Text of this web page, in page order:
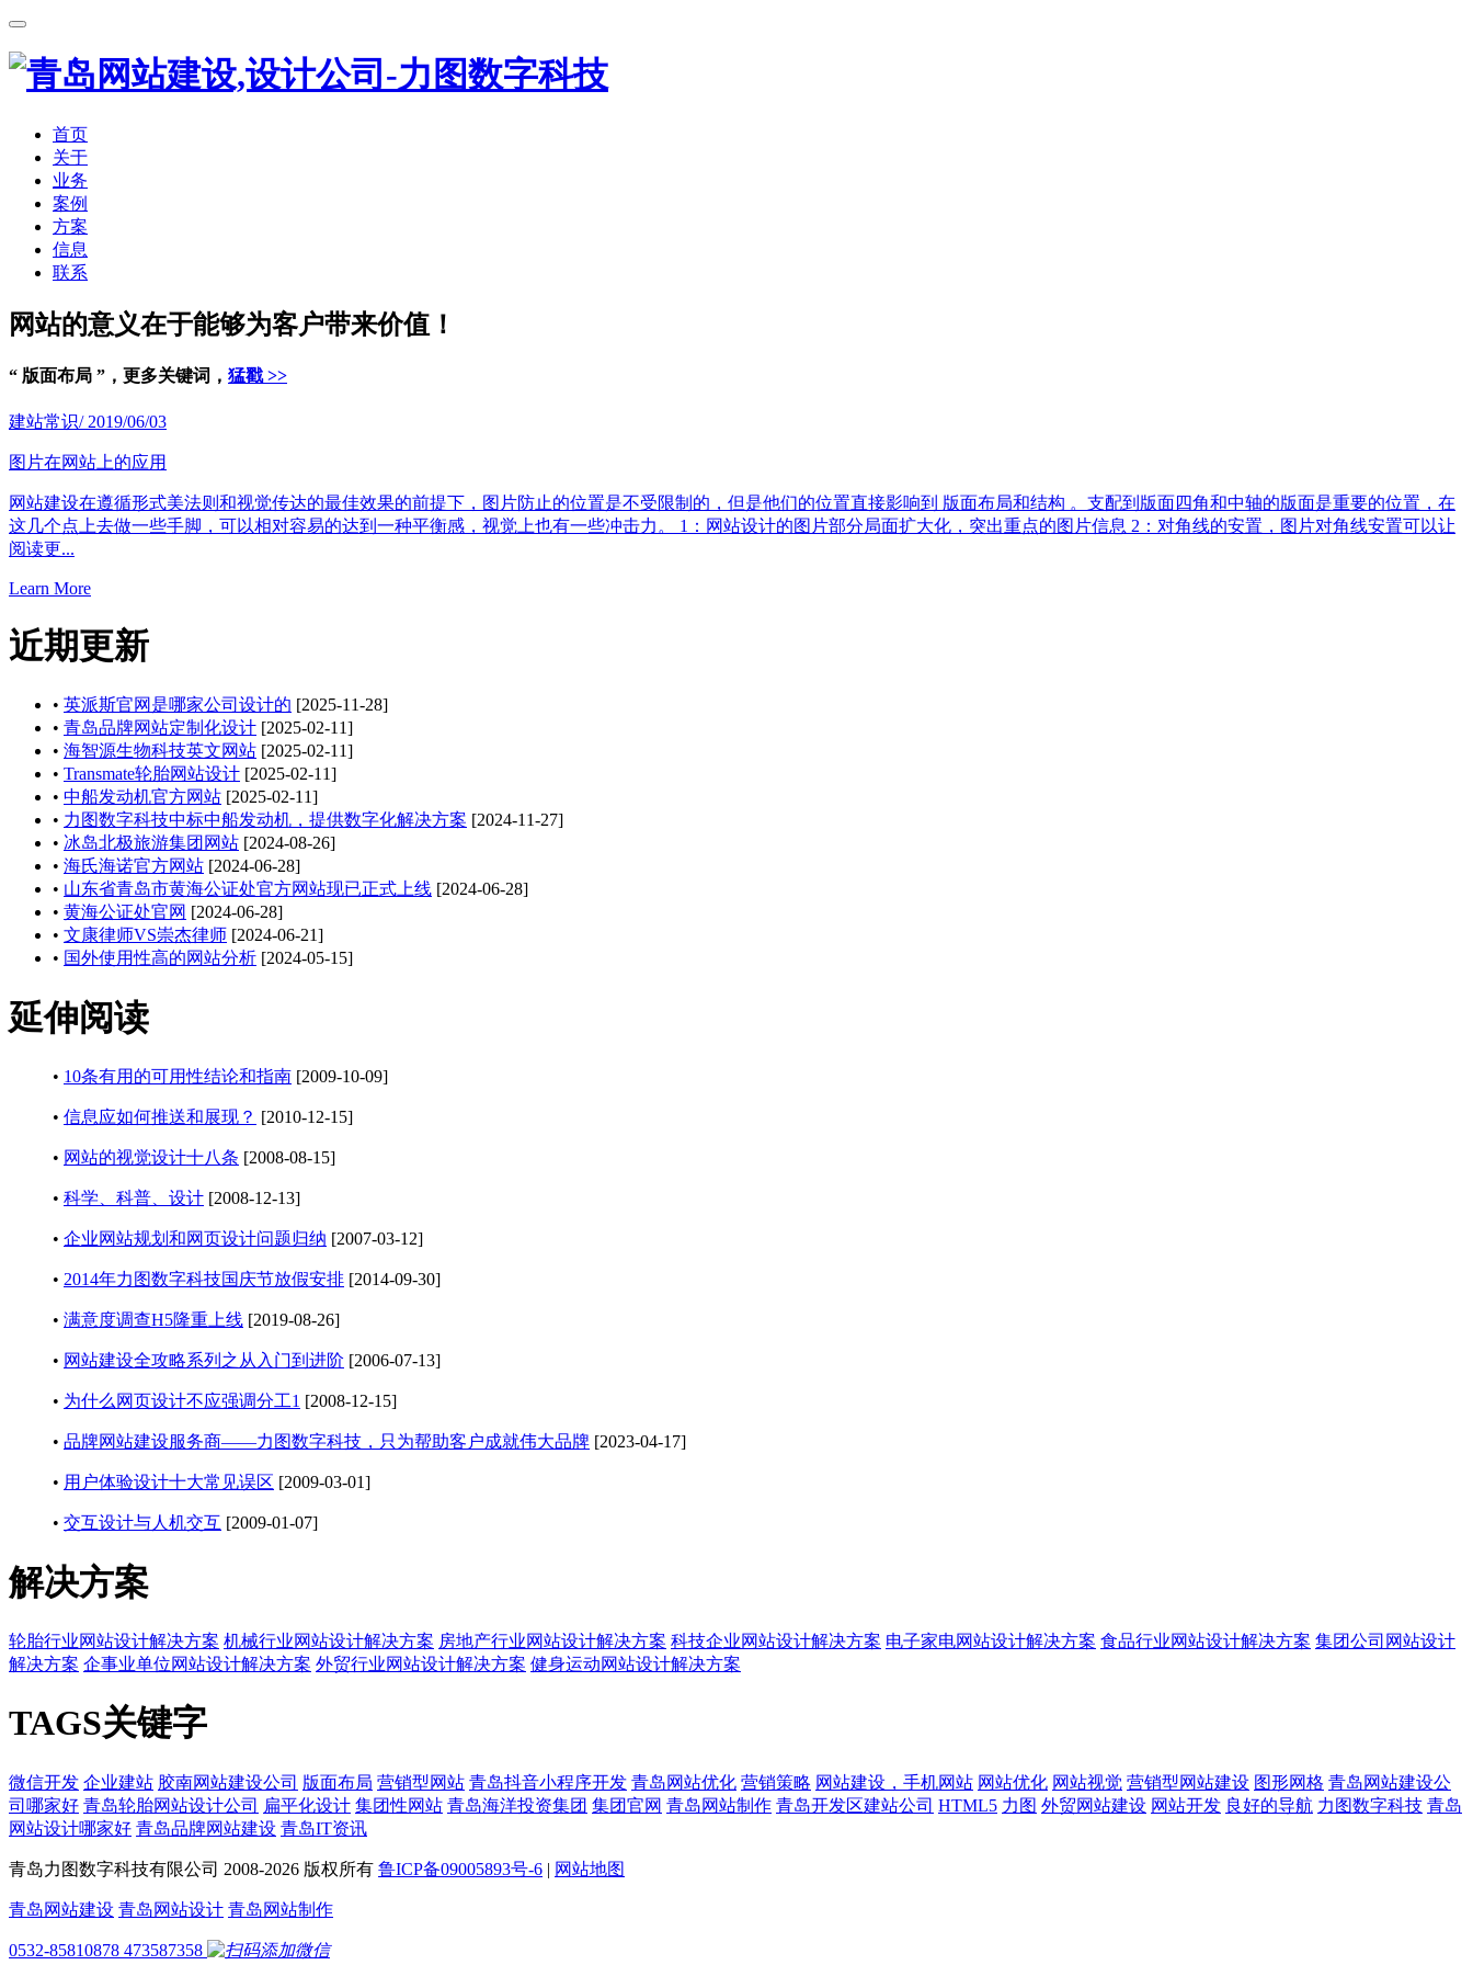
首页
关于
业务
案例
方案
信息
联系
网站的意义在于能够为客户带来价值！
“ 版面布局 ”，更多关键词， 猛戳 >>
建站常识/ 2019/06/03
图片在网站上的应用
网站建设在遵循形式美法则和视觉传达的最佳效果的前提下，图片防止的位置是不受限制的，但是他们的位置直接影响到 版面布局和结构 。支配到版面四角和中轴的版面是重要的位置，在
这几个点上去做一些手脚，可以相对容易的达到一种平衡感，视觉上也有一些冲击力。 1：网站设计的图片部分局面扩大化，突出重点的图片信息 2：对角线的安置，图片对角线安置可以让
阅读更...
Learn More
近期更新
• 英派斯官网是哪家公司设计的 [2025-11-28]
• 青岛品牌网站定制化设计 [2025-02-11]
• 海智源生物科技英文网站 [2025-02-11]
• Transmate轮胎网站设计 [2025-02-11]
• 中船发动机官方网站 [2025-02-11]
• 力图数字科技中标中船发动机，提供数字化解决方案 [2024-11-27]
• 冰岛北极旅游集团网站 [2024-08-26]
• 海氏海诺官方网站 [2024-06-28]
• 山东省青岛市黄海公证处官方网站现已正式上线 [2024-06-28]
• 黄海公证处官网 [2024-06-28]
• 文康律师VS崇杰律师 [2024-06-21]
• 国外使用性高的网站分析 [2024-05-15]
延伸阅读
• 10条有用的可用性结论和指南 [2009-10-09]
• 信息应如何推送和展现？ [2010-12-15]
• 网站的视觉设计十八条 [2008-08-15]
• 科学、科普、设计 [2008-12-13]
• 企业网站规划和网页设计问题归纳 [2007-03-12]
• 2014年力图数字科技国庆节放假安排 [2014-09-30]
• 满意度调查H5隆重上线 [2019-08-26]
• 网站建设全攻略系列之从入门到进阶 [2006-07-13]
• 为什么网页设计不应强调分工1 [2008-12-15]
• 品牌网站建设服务商——力图数字科技，只为帮助客户成就伟大品牌 [2023-04-17]
• 用户体验设计十大常见误区 [2009-03-01]
• 交互设计与人机交互 [2009-01-07]
解决方案
轮胎行业网站设计解决方案 机械行业网站设计解决方案 房地产行业网站设计解决方案 科技企业网站设计解决方案 电子家电网站设计解决方案 食品行业网站设计解决方案 集团公司网站设计
解决方案 企事业单位网站设计解决方案 外贸行业网站设计解决方案 健身运动网站设计解决方案
TAGS关键字
微信开发 企业建站 胶南网站建设公司 版面布局 营销型网站 青岛抖音小程序开发 青岛网站优化 营销策略 网站建设，手机网站 网站优化 网站视觉 营销型网站建设 图形网格 青岛网站建设公
司哪家好 青岛轮胎网站设计公司 扁平化设计 集团性网站 青岛海洋投资集团 集团官网 青岛网站制作 青岛开发区建站公司 HTML5 力图 外贸网站建设 网站开发 良好的导航 力图数字科技 青岛
网站设计哪家好 青岛品牌网站建设 青岛IT资讯
青岛力图数字科技有限公司 2008-2026 版权所有 鲁ICP备09005893号-6 | 网站地图
青岛网站建设 青岛网站设计 青岛网站制作
0532-85810878 473587358